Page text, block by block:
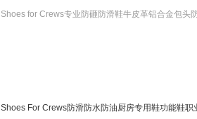
Shoes for Crews专业防砸防滑鞋牛皮革铝合金包头
Shoes For Crews防滑防水防油厨房专用鞋功能鞋职